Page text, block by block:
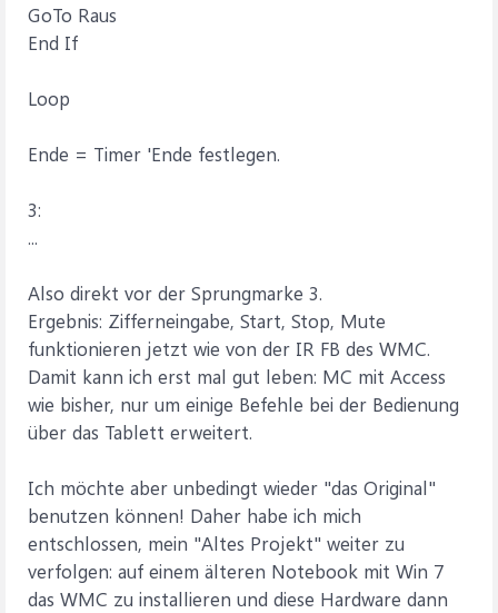
GoTo Raus
End If
Loop
Ende = Timer 'Ende festlegen.
3:
...
Also direkt vor der Sprungmarke 3.
Ergebnis: Zifferneingabe, Start, Stop, Mute
funktionieren jetzt wie von der IR FB des WMC.
Damit kann ich erst mal gut leben: MC mit Access
wie bisher, nur um einige Befehle bei der Bedienung
über das Tablett erweitert.
Ich möchte aber unbedingt wieder "das Original"
benutzen können! Daher habe ich mich
entschlossen, mein "Altes Projekt" weiter zu
verfolgen: auf einem älteren Notebook mit Win 7
das WMC zu installieren und diese Hardware dann